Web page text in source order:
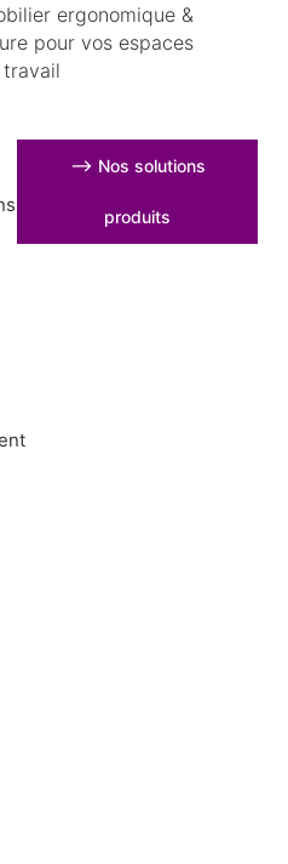
ergonomique &
pour vos espaces
travail
⟶ Nos solutions
produits